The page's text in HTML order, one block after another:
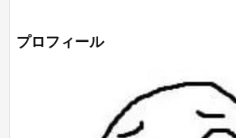
プロフィール